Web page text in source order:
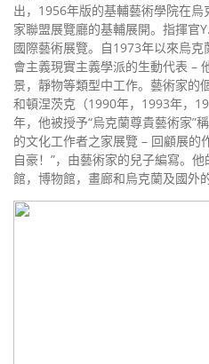
出，1956年版的基輔藝術學院在
家聯盟展覽廳的基輔展開。指揮官
國際藝術展覽。自1973年以來烏克
會主義現實主義學派的生動代表 –
景，靜物等類型中工作。藝術家的
和頓涅茨克（1990年，1993年，
年，他被授予“烏克蘭尊貴藝術家”
的文化工作者之家展覽 – 回顧展的
自豪！”，由藝術家的兒子編寫。
館，博物館，畫廊和烏克蘭及國外